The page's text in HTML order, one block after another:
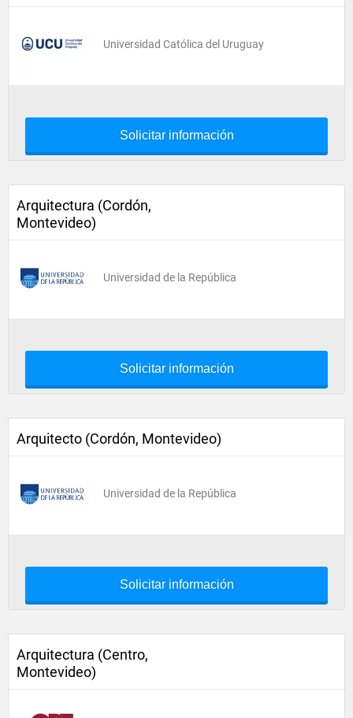
Universidad Católica del Uruguay
Solicitar información
Arquitectura (Cordón,
Montevideo)
Universidad de la República
Solicitar información
Arquitecto (Cordón, Montevideo)
Universidad de la República
Solicitar información
Arquitectura (Centro,
Montevideo)